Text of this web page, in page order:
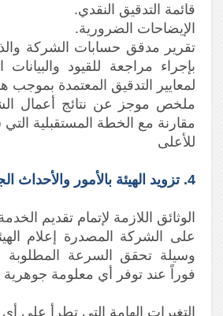
قائمة التدقيق النقدي.
الإيضاحات الضرورية.
تقرير مدقق حسابات الشركة
بإجراء مراجعة للقيود والبيانات
لمعايير التدقيق المعتمدة بموجب
ملخص موجز عن نتائج أعمال
مقارنة مع الخطة المستقبلية
للأعلى
4. تزويد الهيئة بالأمور والأحداث الجوهرية
الوثائق اللازمة لإتمام تقديم
على الشركة المصدرة إعلام
وسيلة تحقق السرعة المطلوبة
فوراً عند توفر أي معلومة
التغيرات الهامة التي تطرأ على